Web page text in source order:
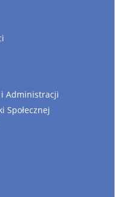
Administracji
Społecznej